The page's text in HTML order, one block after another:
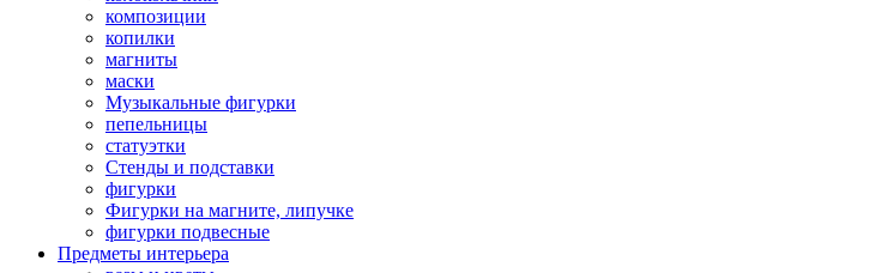
композиции
копилки
магниты
маски
Музыкальные фигурки
пепельницы
статуэтки
Стенды и подставки
фигурки
Фигурки на магните, липучке
фигурки подвесные
Предметы интерьера